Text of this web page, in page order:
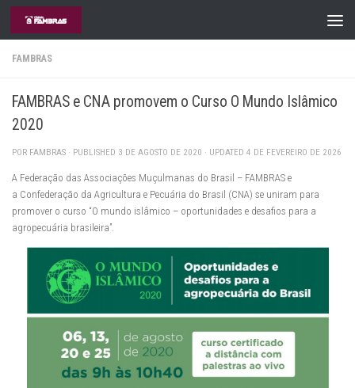
Skip to content
FAMBRAS
FAMBRAS e CNA promovem o Curso O Mundo Islâmico
2020
POR FAMBRAS · PUBLISHED 3 DE AGOSTO DE 2020 · UPDATED 4 DE FEVEREIRO DE 2026
A Federação das Associações Muçulmanas do Brasil – FAMBRAS e
a Confederação da Agricultura e Pecuária do Brasil (CNA) se uniram para
promover o curso “O mundo islâmico – oportunidades e desafios para a
agropecuária brasileira”.